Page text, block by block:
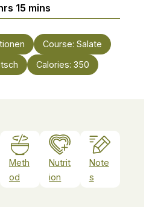
15 minutes
mins
Course: Salate
Calories: 350
Meth
od
Nutrit
ion
Note
s